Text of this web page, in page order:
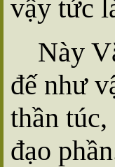
vậy tức
Này
đế như
thần
đạo